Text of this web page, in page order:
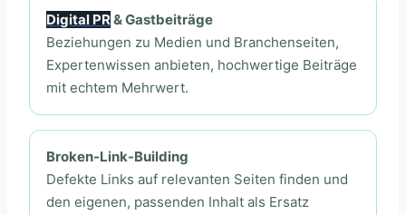
Digital PR& Gastbeiträge
Beziehungen zu Medien und Branchenseiten,
Expertenwissen anbieten, hochwertige Beiträge
mit echtem Mehrwert.
Broken-Link-Building
Defekte Links auf relevanten Seiten finden und
den eigenen, passenden Inhalt als Ersatz